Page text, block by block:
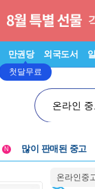
만권당
첫달무료
외국도서
온라인 중
N 많이 판매된 중고
온라인중